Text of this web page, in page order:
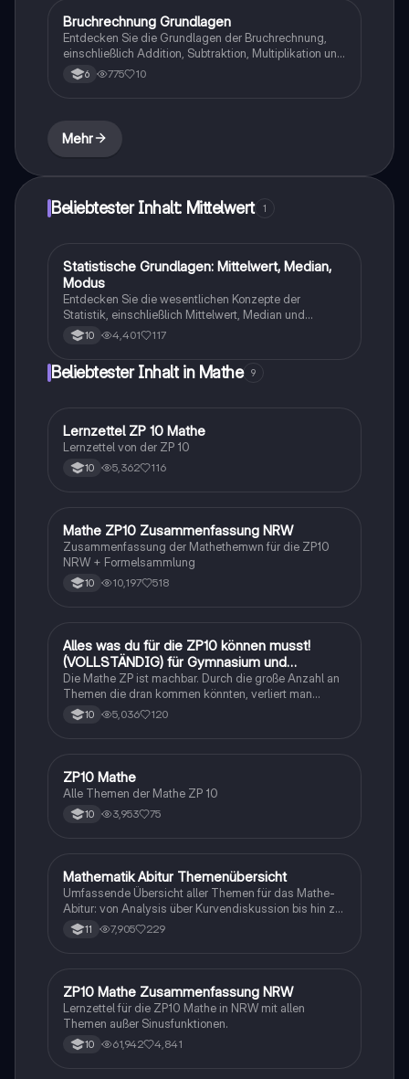
Mathe
Bruchrechnung Grundlagen
Entdecken Sie die Grundlagen der Bruchrechnung,
einschließlich Addition, Subtraktion, Multiplikation und
Division von Brüchen. Lernen Sie, wie man Brüche
erweitert und kürzt, sowie die Umwandlung zwischen
verbessern möchten.
6 775 10
Mehr
Beliebtester Inhalt: Mittelwert 1
Mathe
Statistische Grundlagen: Mittelwert, Median,
Modus
Entdecken Sie die wesentlichen Konzepte der
Statistik, einschließlich Mittelwert, Median und
Modus. Diese Zusammenfassung bietet klare
Erklärungen, Beispiele und Übungsaufgaben zur
Maßen. Ideal für Schüler, die ihre Kenntnisse in
10 4,401 117
Beliebtester Inhalt in Mathe 9
Mathe
Lernzettel ZP 10 Mathe
Lernzettel von der ZP 10
10 5,362 116
Mathe
Mathe ZP10 Zusammenfassung NRW
Zusammenfassung der Mathethemwn für die ZP10
NRW + Formelsammlung
10 10,197 518
Mathe
Alles was du für die ZP10 können musst!
(VOLLSTÄNDIG) für Gymnasium und
Realschule
Die Mathe ZP ist machbar. Durch die große Anzahl an
Themen die dran kommen könnten, verliert man
schnell den Überblick. Also habe ich von den kleinsten
Themen bis hin zu den größten alles
10 5,036 120
Mathe
ZP10 Mathe
Alle Themen der Mathe ZP 10
10 3,953 75
Mathe
Mathematik Abitur Themenübersicht
Umfassende Übersicht aller Themen für das Mathe-
Abitur: von Analysis über Kurvendiskussion bis hin zu
Integralrechnung und Stochastik. Ideal für die
Prüfungsvorbereitung mit detaillierten Inhalten zu
11 7,905 229
Mathe
ZP10 Mathe Zusammenfassung NRW
Lernzettel für die ZP10 Mathe in NRW mit allen
Themen außer Sinusfunktionen.
10 61,942 4,841